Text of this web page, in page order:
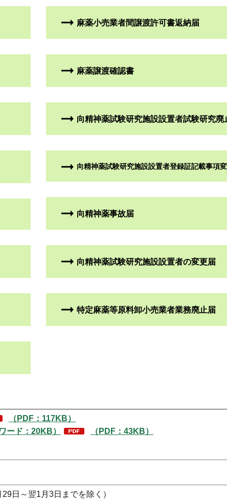
麻薬小売業者間譲渡許可書返納届
麻薬譲渡確認書
向精神薬試験研究施設設置者試験研究廃
向精神薬試験研究施設設置者登録証記載事項
向精神薬事故届
向精神薬試験研究施設設置者の変更届
特定麻薬等原料卸小売業者業務廃止届
（PDF：117KB）
ワード：20KB）
（PDF：43KB）
日～翌1月3日までを除く）